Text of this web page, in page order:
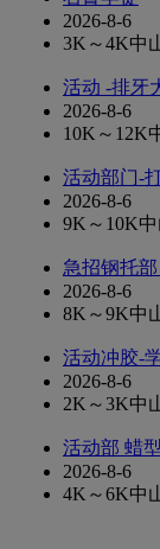
2026-8-6
3K～4K中
活动 -排牙
2026-8-6
10K～12K
活动部门-
2026-8-6
9K～10K
急招钢托
2026-8-6
8K～9K中
活动冲胶-
2026-8-6
2K～3K中
活动部 蜡
2026-8-6
4K～6K中